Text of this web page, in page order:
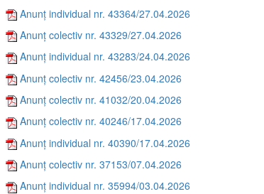
Anunț individual nr. 43364/27.04.2026
Anunț colectiv nr. 43329/27.04.2026
Anunț individual nr. 43283/24.04.2026
Anunț colectiv nr. 42456/23.04.2026
Anunț colectiv nr. 41032/20.04.2026
Anunț colectiv nr. 40246/17.04.2026
Anunț individual nr. 40390/17.04.2026
Anunț colectiv nr. 37153/07.04.2026
Anunț individual nr. 35994/03.04.2026